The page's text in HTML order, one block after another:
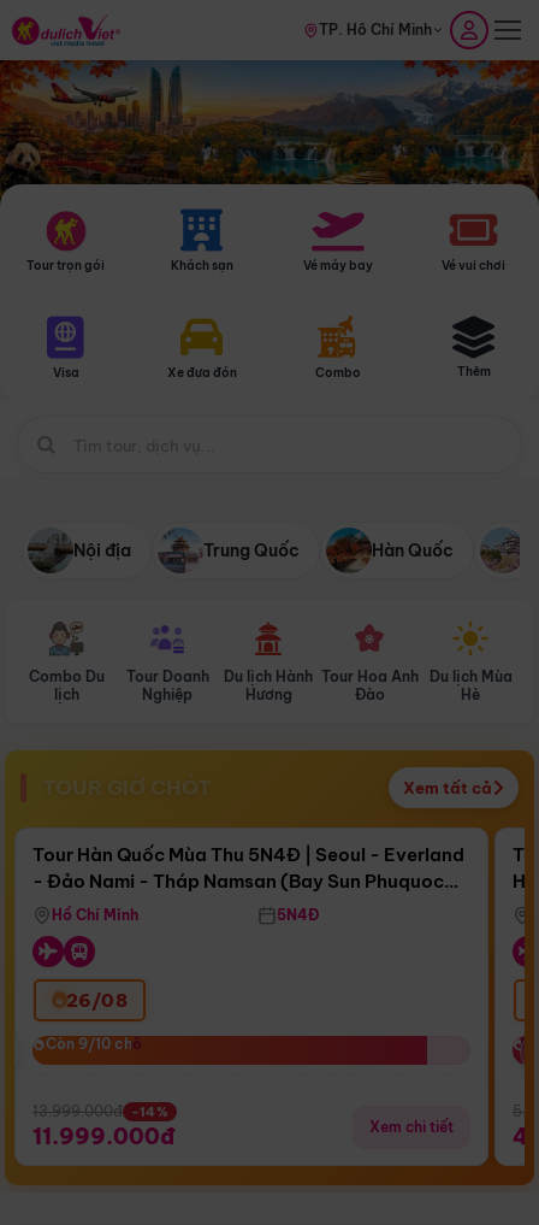
TP. Hồ Chí Minh
Tour trọn gói Khách sạn Vé máy bay Vé vui chơi
Visa Xe đưa đón Combo Thêm
Nội địa Trung Quốc Hàn Quốc
Combo Du
lịch
Tour Doanh
Nghiệp
Du lịch Hành
Hương
Tour Hoa Anh
Đào
Du lịch Mùa
Hè
TOUR GIỜ CHÓT Xem tất cả
Còn17 ngày 11:44:18
Bay Sun Phuquoc Airways
Điểm nổi bật
Tour Hàn Quốc Mùa Thu 5N4Đ | Seoul - Everland
- Đảo Nami - Tháp Namsan (Bay Sun Phuquoc
Airways)
Hồ Chí Minh 5N4Đ
26/08
Còn 9/10 chỗ
Còn 9/10 chỗ
13.999.000đ -14%
11.999.000đ Xem chi tiết